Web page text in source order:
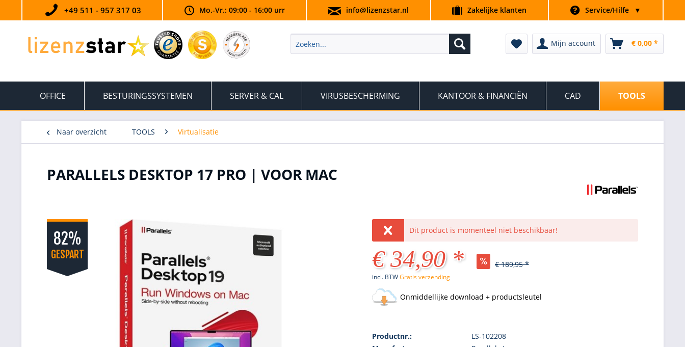
+49 511 - 957 317 03 Mo.-Vr.: 09:00 - 16:00 urr info@lizenzstar.nl Zakelijke klanten Service/Hilfe ▼
Mijn account € 0,00 *
OFFICE BESTURINGSSYSTEMEN SERVER & CAL VIRUSBESCHERMING KANTOOR & FINANCIËN CAD TOOLS
Naar overzicht TOOLS Virtualisatie
PARALLELS DESKTOP 17 PRO | VOOR MAC
82%
GESPART
Dit product is momenteel niet beschikbaar!
€ 34,90 * € 189,95 *
incl. BTWGratis verzending
Onmiddellijke download + productsleutel
Productnr.:
LS-102208